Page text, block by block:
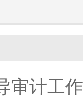
审计工作